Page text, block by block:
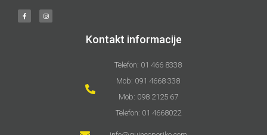
Kontakt informacije
Telefon: 01 466 8338
Mob: 091 4668 338
Mob: 098 2125 67
Telefon: 01 4668022